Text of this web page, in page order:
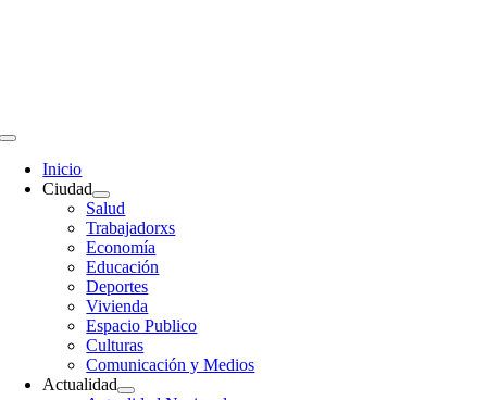
Toggle
Navigation
Inicio
Ciudad
Salud
Trabajadorxs
Economía
Educación
Deportes
Vivienda
Espacio Publico
Culturas
Comunicación y Medios
Actualidad